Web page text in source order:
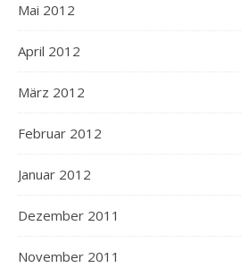
Mai 2012
April 2012
März 2012
Februar 2012
Januar 2012
Dezember 2011
November 2011